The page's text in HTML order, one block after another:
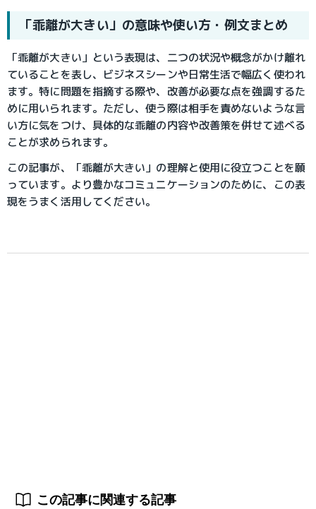
「乖離が大きい」の意味や使い方・例文まとめ
「乖離が大きい」という表現は、二つの状況や概念がかけ離れ
ていることを表し、ビジネスシーンや日常生活で幅広く使われ
ます。特に問題を指摘する際や、改善が必要な点を強調するた
めに用いられます。ただし、使う際は相手を責めないような言
い方に気をつけ、具体的な乖離の内容や改善策を併せて述べる
ことが求められます。
この記事が、「乖離が大きい」の理解と使用に役立つことを願
っています。より豊かなコミュニケーションのために、この表
現をうまく活用してください。
この記事に関連する記事